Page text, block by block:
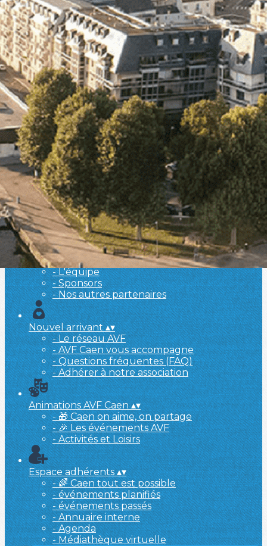
Exporter les lignes sélectionnées
Exporter toutes les colonnes
Exporter uniquement les colonnes affichées
Menu
<
>
- 🎁 Caen on aime, on partage
- 🎉 Les événements AVF
- Activités et Loisirs
Ajoutez un logo, un bouton, des réseaux sociaux
Cliquez pour éditer
L'association▴▾
- L'association
- Brochure
- L'équipe
- Sponsors
- Nos autres partenaires
Nouvel arrivant▴▾
- Le réseau AVF
- AVF Caen vous accompagne
- Questions fréquentes (FAQ)
- Adhérer à notre association
Animations AVF Caen▴▾
- 🎁 Caen on aime, on partage
- 🎉 Les événements AVF
- Activités et Loisirs
Espace adhérents▴▾
- 🌈 Caen tout est possible
- événements planifiés
- événements passés
- Annuaire interne
- Agenda
- Médiathèque virtuelle